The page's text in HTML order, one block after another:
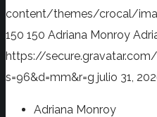
content/themes/crocal/
150 150 Adriana Monroy
https://
s=96&d=mm&r=g julio 31,
Adriana Monroy